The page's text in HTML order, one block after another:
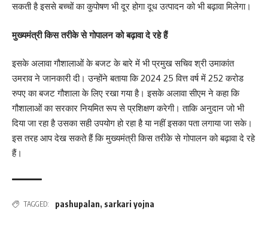
सकती है इससे बच्चों का कुपोषण भी दूर होगा दूध उत्पादन को भी बढ़ावा मिलेगा।
मुख्यमंत्री किस तरीके से गोपालन को बढ़ावा दे रहे हैं
इसके अलावा गौशालाओं के बजट के बारे में भी प्रमुख सचिव श्री उमाकांत
उमराव ने जानकारी दी। उन्होंने बताया कि 2024 25 वित्त वर्ष में 252 करोड
रुपए का बजट गौशाला के लिए रखा गया है। इसके अलावा सीएम ने कहा कि
गौशालाओं का सरकार नियमित रूप से प्रशिक्षण करेगी। ताकि अनुदान जो भी
दिया जा रहा है उसका सही उपयोग हो रहा है या नहीं इसका पता लगाया जा सके।
इस तरह आप देख सकते हैं कि मुख्यमंत्री किस तरीके से गोपालन को बढ़ावा दे रहे
हैं।
TAGGED: pashupalan, sarkari yojna